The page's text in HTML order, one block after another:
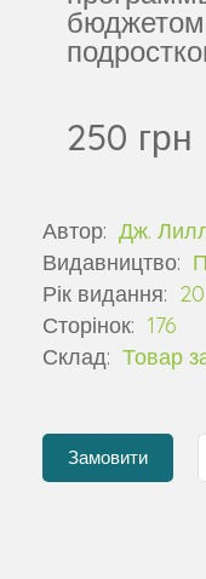
250 грн
Автор: Дж.
Видавництво:
Рік видання:
Сторінок: 176
Склад: Товар
Замовити